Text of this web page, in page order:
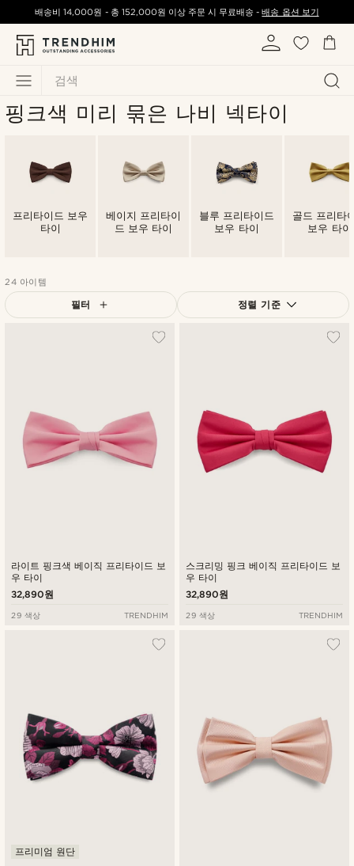
검색
배송비14,000원 - 총 152,000원 이상 주문 시 무료배송 -배송 옵션 보기
핑크색 미리 묶은 나비 넥타이
프리타이드 보우
타이
베이지 프리타이
드 보우 타이
블루 프리타이드
보우 타이
골드 프리타
보우 타이
24 아이템
필터 정렬 기준
라이트 핑크색 베이직 프리타이드 보
우 타이
32,890원
29 색상 TRENDHIM
스크리밍 핑크 베이직 프리타이드 보
우 타이
32,890원
29 색상 TRENDHIM
프리미엄 원단